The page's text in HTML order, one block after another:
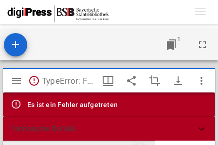
1
Mirador
Viewer
TypeError: Failed to fetch
Es ist ein Fehler aufgetreten
Technische Details